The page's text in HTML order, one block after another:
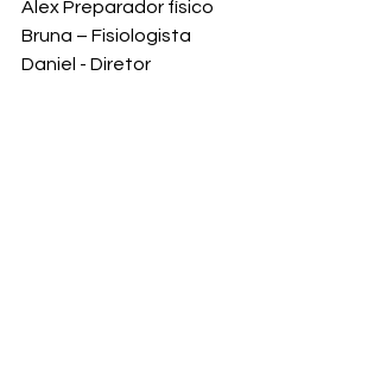
Alex Preparador físico
Bruna – Fisiologista
Daniel - Diretor